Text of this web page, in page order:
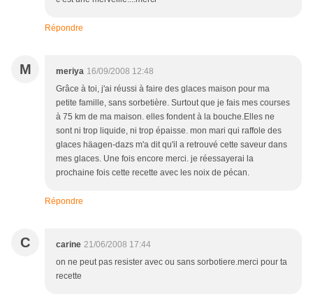
Répondre
M meriya 16/09/2008 12:48
Grâce à toi, j'ai réussi à faire des glaces maison pour ma
petite famille, sans sorbetière. Surtout que je fais mes courses
à 75 km de ma maison. elles fondent à la bouche.Elles ne
sont ni trop liquide, ni trop épaisse. mon mari qui raffole des
glaces häagen-dazs m'a dit qu'il a retrouvé cette saveur dans
mes glaces. Une fois encore merci. je réessayerai la
prochaine fois cette recette avec les noix de pécan.
Répondre
C carine 21/06/2008 17:44
on ne peut pas resister avec ou sans sorbotiere.merci pour ta
recette